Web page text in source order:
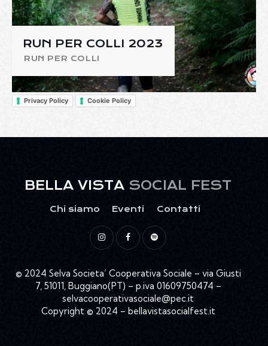
RUN PER COLLI 2023
RUN PER COLLI
Privacy Policy Cookie Policy
BELLA VISTA SOCIAL FEST
Chi siamo Eventi Contatti
© 2024 Selva Societa’ Cooperativa Sociale – via Giusti
7, 51011, Buggiano(PT) – p.iva 01609750474 –
selvacooperativasociale@pec.it
Copyright © 2024 – bellavistasocialfest.it